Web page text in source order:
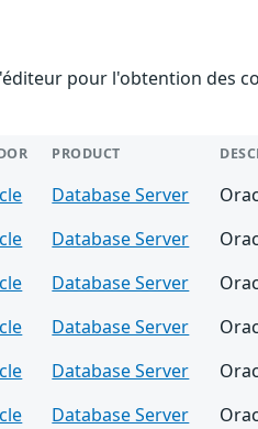
pour l'obtention des
PRODUCT
Database Server
Database Server
Database Server
Database Server
Database Server
Database Server